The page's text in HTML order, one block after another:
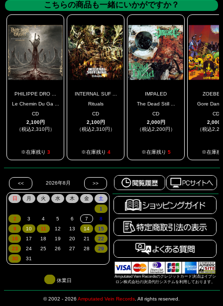
こちらの商品も一緒にいかがですか？
PHILIPPE DRO ...
Le Chemin Du Ga ...
CD
2,100円
（税込2,310円）
※在庫残り 3
INTERNAL SUF ...
Rituals
CD
2,100円
（税込2,310円）
※在庫残り 4
IMPALED
The Dead Still ...
CD
2,000円
（税込2,200円）
※在庫残り 5
Gore
CD
2,000
（税込
※在庫残
Amputated Vein Recordsのクレジットカード決済はイプシ
ロン株式会社の決済代行システムを利用しております。
休業日
© 2002 - 2026 Amputated Vein Records All rights reserved.